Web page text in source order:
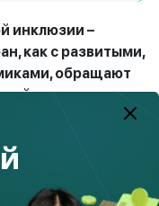
инклюзии –
как с развитыми,
обращают
доступности
финансовой
государственном